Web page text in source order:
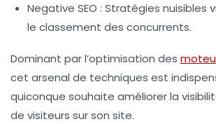
Negative SEO : Stratégies nuisibles
le classement des concurrents.
Dominant par l’optimisation des
cet arsenal de techniques est
quiconque souhaite améliorer la
de visiteurs sur son site.